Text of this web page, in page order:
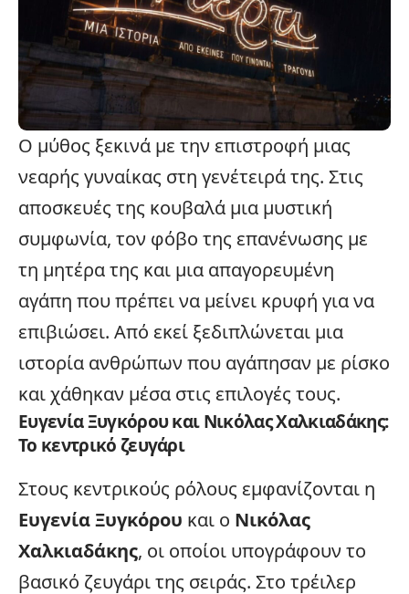
Ο μύθος ξεκινά με την επιστροφή μιας
νεαρής γυναίκας στη γενέτειρά της. Στις
αποσκευές της κουβαλά μια μυστική
συμφωνία, τον φόβο της επανένωσης με
τη μητέρα της και μια απαγορευμένη
αγάπη που πρέπει να μείνει κρυφή για να
επιβιώσει. Από εκεί ξεδιπλώνεται μια
ιστορία ανθρώπων που αγάπησαν με ρίσκο
και χάθηκαν μέσα στις επιλογές τους.
Ευγενία Ξυγκόρου και Νικόλας Χαλκιαδάκης:
Το κεντρικό ζευγάρι
Στους κεντρικούς ρόλους εμφανίζονται η
Ευγενία Ξυγκόρου και ο Νικόλας
Χαλκιαδάκης, οι οποίοι υπογράφουν το
βασικό ζευγάρι της σειράς. Στο τρέιλερ